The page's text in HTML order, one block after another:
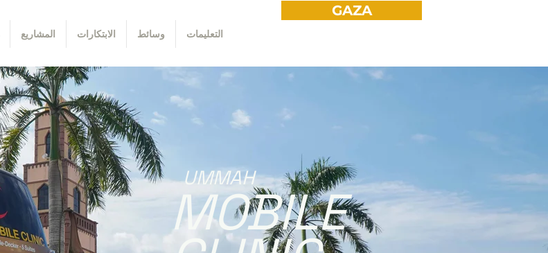
المشاريع الابتكارات وسائط التعليمات
GAZA
MOBILE
UMMAH